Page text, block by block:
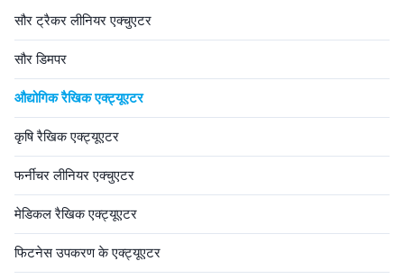
सौर ट्रैकर लीनियर एक्चुएटर
सौर डिमपर
औद्योगिक रैखिक एक्ट्यूएटर
कृषि रैखिक एक्ट्यूएटर
फर्नीचर लीनियर एक्चुएटर
मेडिकल रैखिक एक्ट्यूएटर
फिटनेस उपकरण के एक्ट्यूएटर